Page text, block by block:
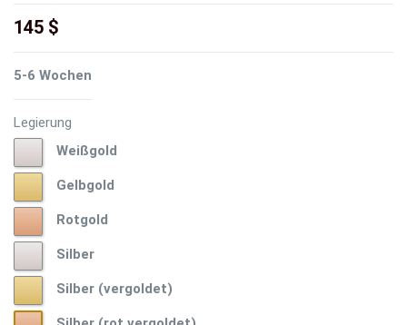
145 $
5-6 Wochen
Legierung
WeißgoldWeißgold
GelbgoldGelbgold
RotgoldRotgold
Silber
(vergoldet)
Silber (vergoldet)